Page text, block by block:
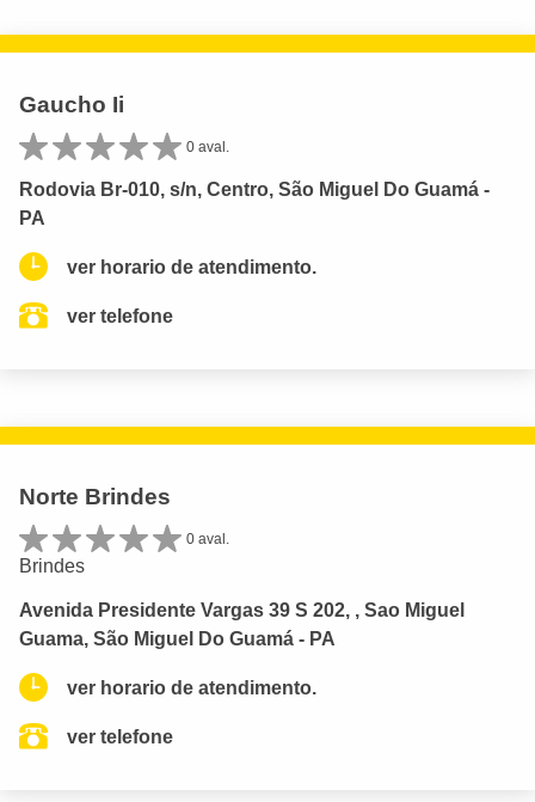
Gaucho Ii
0 aval.
Rodovia Br-010, s/n, Centro, São Miguel Do Guamá -
PA
ver horario de atendimento.
ver telefone
Norte Brindes
0 aval.
Brindes
Avenida Presidente Vargas 39 S 202, , Sao Miguel
Guama, São Miguel Do Guamá - PA
ver horario de atendimento.
ver telefone